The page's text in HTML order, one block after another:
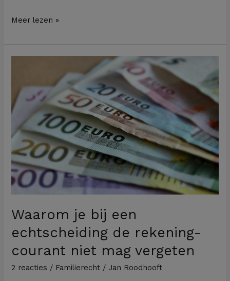
Meer lezen »
Waarom je bij een
echtscheiding de rekening-
courant niet mag vergeten
2 reacties / Familierecht / Jan Roodhooft
een
echtscheiding
de
rekening-
courant
niet
mag